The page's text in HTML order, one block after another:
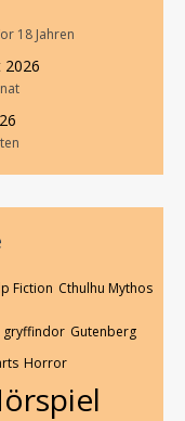
18 Jahren
2026
Fiction Cthulhu Mythos
gryffindor Gutenberg
Horror